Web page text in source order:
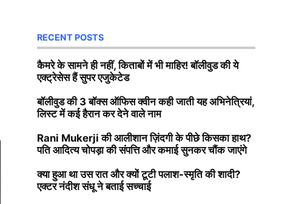
RECENT POSTS
कैमरे के सामने ही नहीं, किताबों में भी माहिर! बॉलीवुड की ये
एक्ट्रेसेस हैं सुपर एजुकेटेड
बॉलीवुड की 3 बॉक्स ऑफिस क्वीन कही जाती यह अभिनेत्रियां,
लिस्ट में कई हैरान कर देने वाले नाम
Rani Mukerji की आलीशान ज़िंदगी के पीछे किसका हाथ?
पति आदित्य चोपड़ा की संपत्ति और कमाई सुनकर चौंक जाएंगे
क्या हुआ था उस रात और क्यों टूटी पलाश-स्मृति की शादी?
एक्टर नंदीश संधू ने बताई सच्चाई